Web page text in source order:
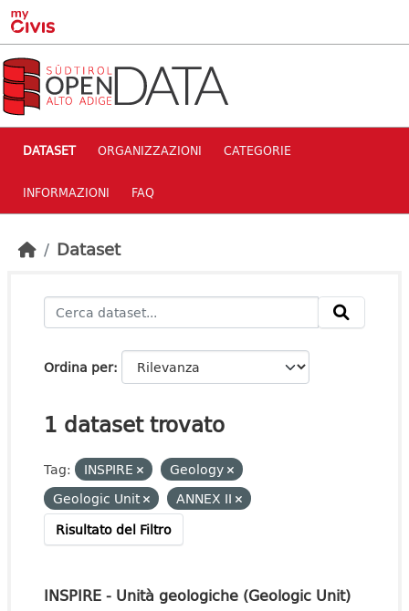
Skip to main content
DATASET ORGANIZZAZIONI CATEGORIE
INFORMAZIONI FAQ
Dataset
Ordina per
1 dataset trovato
Tag: INSPIRE
Geology
Geologic Unit
ANNEX II
Risultato del Filtro
INSPIRE - Unità geologiche (Geologic Unit)